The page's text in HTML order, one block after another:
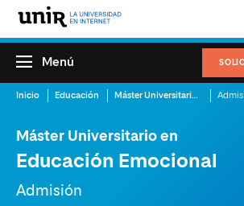
Menú
Inicio Educación Máster Universitario en Educación Emocional
Máster Universitario en
Educación Emocional
Admisión